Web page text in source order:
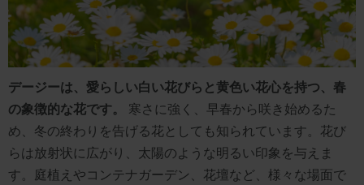
デージーは、愛らしい白い花びらと黄色い花心を持つ、春
の象徴的な花です。
寒さに強く、早春から咲き始めるた
め、冬の終わりを告げる花としても知られています。花び
らは放射状に広がり、太陽のような明るい印象を与えま
す。庭植えやコンテナガーデン、花壇など、様々な場面で